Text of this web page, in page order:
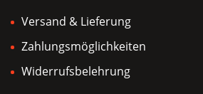
Versand & Lieferung
Zahlungsmöglichkeiten
Widerrufsbelehrung